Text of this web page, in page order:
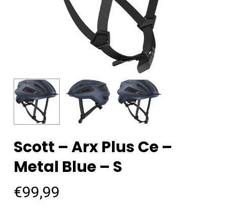
Scott – Arx Plus Ce –
Metal Blue – S
€99,99